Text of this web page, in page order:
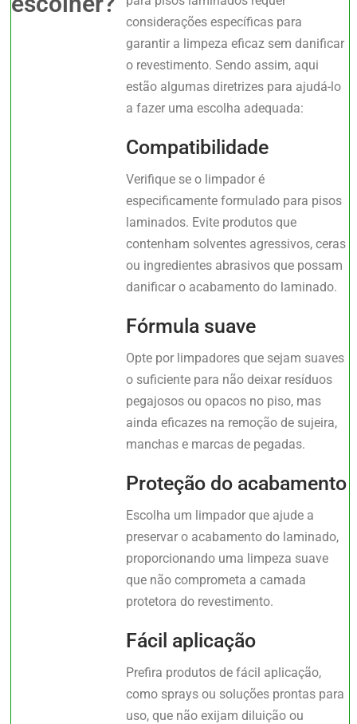
considerações específicas para
garantir a limpeza eficaz sem danificar
o revestimento. Sendo assim, aqui
estão algumas diretrizes para ajudá-lo
a fazer uma escolha adequada:
Compatibilidade
Verifique se o limpador é
especificamente formulado para pisos
laminados. Evite produtos que
contenham solventes agressivos, ceras
ou ingredientes abrasivos que possam
danificar o acabamento do laminado.
Fórmula suave
Opte por limpadores que sejam suaves
o suficiente para não deixar resíduos
pegajosos ou opacos no piso, mas
ainda eficazes na remoção de sujeira,
manchas e marcas de pegadas.
Proteção do acabamento
Escolha um limpador que ajude a
preservar o acabamento do laminado,
proporcionando uma limpeza suave
que não comprometa a camada
protetora do revestimento.
Fácil aplicação
Prefira produtos de fácil aplicação,
como sprays ou soluções prontas para
uso, que não exijam diluição ou